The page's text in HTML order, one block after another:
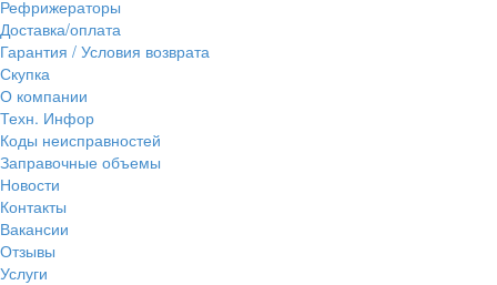
Рефрижераторы
Доставка/оплата
Гарантия / Условия возврата
Скупка
О компании
Техн. Инфор
Коды неисправностей
Заправочные объемы
Новости
Контакты
Вакансии
Отзывы
Услуги